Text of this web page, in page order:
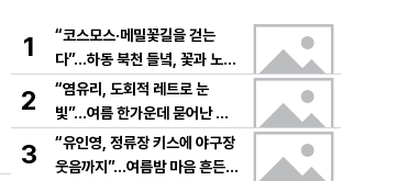
1
“코스모스·메밀꽃길을 걷는
다”…하동 북천 들녘, 꽃과 노래
로 물드는 가을의 하루
2
“염유리, 도회적 레트로 눈
빛”…여름 한가운데 묻어난 자
유의 감각→팬들 궁금증 증폭
3
“유인영, 정류장 키스에 야구장
웃음까지”…여름밤 마음 흔든